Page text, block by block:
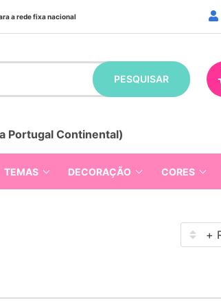
a rede fixa nacional
PESQUISAR
Portugal Continental)
TEMAS DECORAÇÃO CORES